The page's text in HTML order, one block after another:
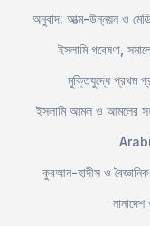
অনুবাদ: আত্ম-উন্নয়ন ও
ইসলামি গবেষণা,
মুক্তিযুদ্ধে প্রথম
ইসলামি আমল ও আমলের
কুরআন-হাদীস ও